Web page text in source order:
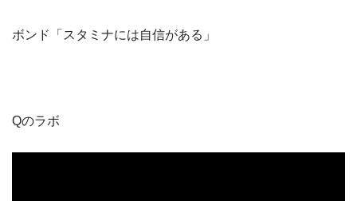
ボンド「スタミナには自信がある」
Qのラボ